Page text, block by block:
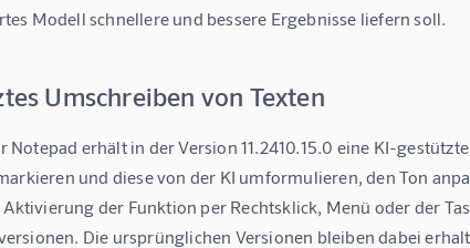
Modell schnellere und bessere Ergebnisse liefern soll.
Umschreiben von Texten
Notepad erhält in der Version 11.2410.15.0 eine KI-
und diese von der KI umformulieren, den Ton
Aktivierung der Funktion per Rechtsklick, Menü oder der
Die ursprünglichen Versionen bleiben dabei